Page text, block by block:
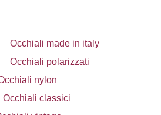
Occhiali made in italy
Occhiali polarizzati
nylon
Occhiali classici